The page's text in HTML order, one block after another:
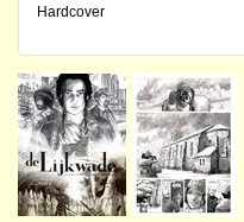
Hardcover